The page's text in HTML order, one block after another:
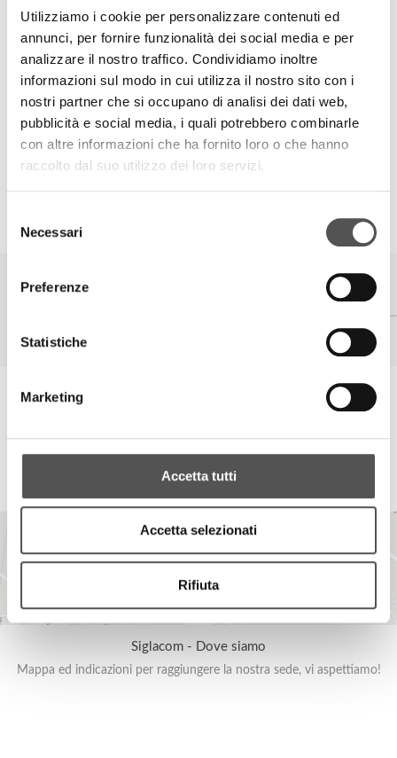
Utilizziamo i cookie per personalizzare contenuti ed
annunci, per fornire funzionalità dei social media e per
analizzare il nostro traffico. Condividiamo inoltre
informazioni sul modo in cui utilizza il nostro sito con i
nostri partner che si occupano di analisi dei dati web,
pubblicità e social media, i quali potrebbero combinarle
con altre informazioni che ha fornito loro o che hanno
raccolto dal suo utilizzo dei loro servizi.
delNecessari
Preferenze
Statistiche
Marketing
Accetta tutti
Accetta selezionati
Rifiuta
consorziati e dei suoi stakeholder, si pone l’obiettivo di
realizzare progetti di valore riconosciuto, in contesti di
bisogno.
La missione della Fondazione è quella di realizzare
attività concrete di protezione del territorio, del
benessere sociale ed ambientale, di sostegno nel campo
dell’arte e della cultura.
Per qualsiasi esigenza contattate il nostro Team Relations, saremo a
Siglacom - Dove siamo
Mappa ed indicazioni per raggiungere la nostra sede, vi aspettiamo!